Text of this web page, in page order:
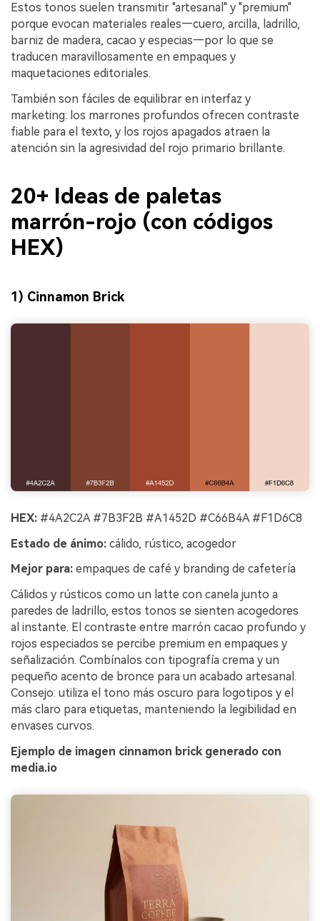
Estos tonos suelen transmitir "artesanal" y "premium"
porque evocan materiales reales—cuero, arcilla, ladrillo,
barniz de madera, cacao y especias—por lo que se
traducen maravillosamente en empaques y
maquetaciones editoriales.
También son fáciles de equilibrar en interfaz y
marketing: los marrones profundos ofrecen contraste
fiable para el texto, y los rojos apagados atraen la
atención sin la agresividad del rojo primario brillante.
20+ Ideas de paletas
marrón-rojo (con códigos
HEX)
1) Cinnamon Brick
HEX: #4A2C2A #7B3F2B #A1452D #C66B4A #F1D6C8
Estado de ánimo: cálido, rústico, acogedor
Mejor para: empaques de café y branding de cafetería
Cálidos y rústicos como un latte con canela junto a
paredes de ladrillo, estos tonos se sienten acogedores
al instante. El contraste entre marrón cacao profundo y
rojos especiados se percibe premium en empaques y
señalización. Combínalos con tipografía crema y un
pequeño acento de bronce para un acabado artesanal.
Consejo: utiliza el tono más oscuro para logotipos y el
más claro para etiquetas, manteniendo la legibilidad en
envases curvos.
Ejemplo de imagen cinnamon brick generado con
media.io